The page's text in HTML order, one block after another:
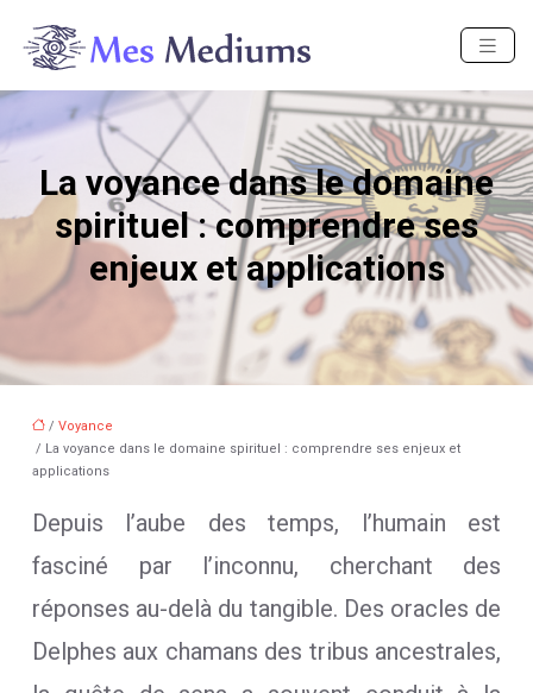
La voyance dans le domaine
spirituel : comprendre ses
enjeux et applications
/ Voyance
/ La voyance dans le domaine spirituel : comprendre ses enjeux et
applications
Depuis l’aube des temps, l’humain est
fasciné par l’inconnu, cherchant des
réponses au-delà du tangible. Des oracles de
Delphes aux chamans des tribus ancestrales,